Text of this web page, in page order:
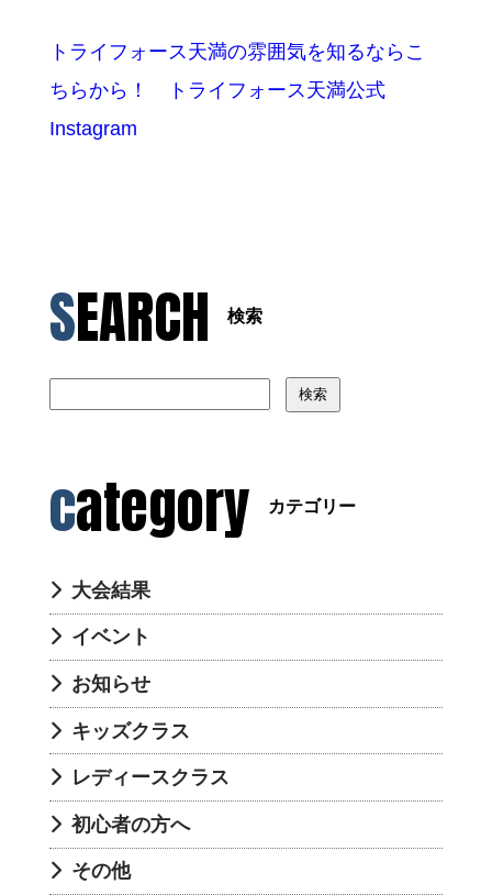
トライフォース天満の雰囲気を知るならこ
ちらから！ トライフォース天満公式
Instagram
SEARCH 検索
検索
category カテゴリー
大会結果
イベント
お知らせ
キッズクラス
レディースクラス
初心者の方へ
その他